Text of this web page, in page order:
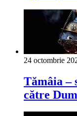
24 octombrie
Tămâia –
către